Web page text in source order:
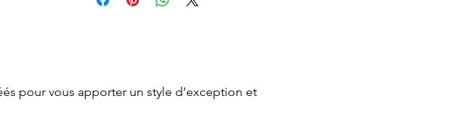
pour vous apporter un style d’exception et